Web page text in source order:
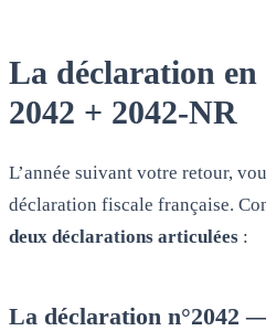
La déclaration
2042 + 2042-NR
L’année suivant votre retour,
déclaration fiscale française.
deux déclarations articulées :
La déclaration n°2042